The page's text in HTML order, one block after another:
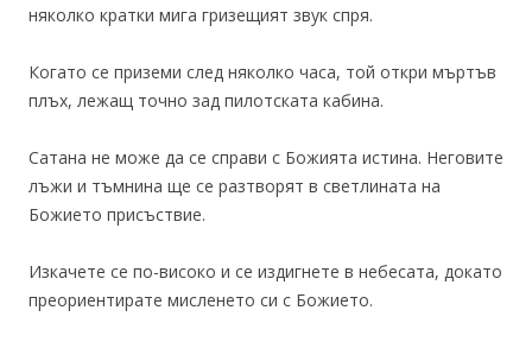
няколко кратки мига гризещият звук спря.
Когато се приземи след няколко часа, той откри мъртъв
плъх, лежащ точно зад пилотската кабина.
Сатана не може да се справи с Божията истина. Неговите
лъжи и тъмнина ще се разтворят в светлината на
Божието присъствие.
Изкачете се по-високо и се издигнете в небесата, докато
преориентирате мисленето си с Божието.